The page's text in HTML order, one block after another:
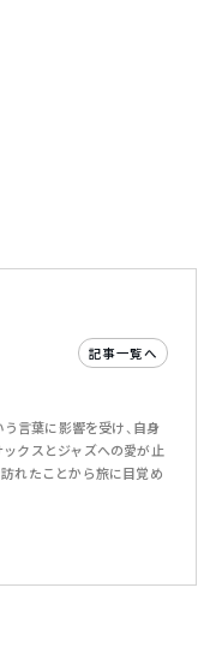
記事一覧へ
う言葉に影響を受け、自身
クスとジャズへの愛が止
れたことから旅に目覚め